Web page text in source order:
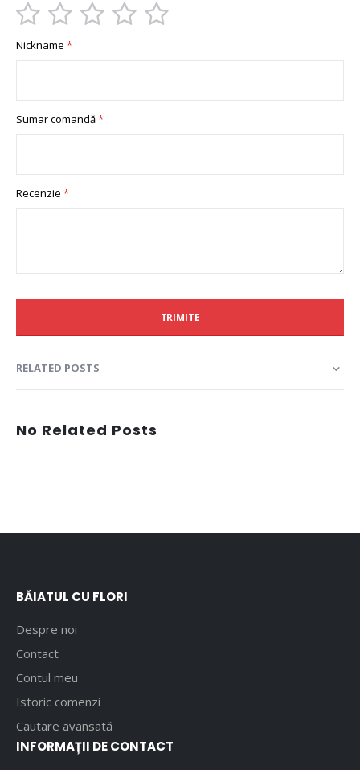
star
stars
stars
stars
stars
Nickname
Sumar comandă
Recenzie
TRIMITE
RELATED POSTS
No Related Posts
BĂIATUL CU FLORI
Despre noi
Contact
Contul meu
Istoric comenzi
Cautare avansată
INFORMAȚII DE CONTACT